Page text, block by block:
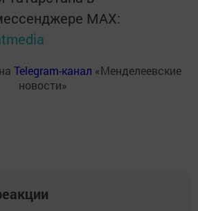
MАХ:
Telegram-канал «Менделеевские
новости»